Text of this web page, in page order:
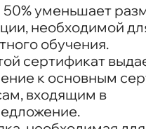
уменьшает
необходимой
обучения.
сертификат
к основным
входящим в